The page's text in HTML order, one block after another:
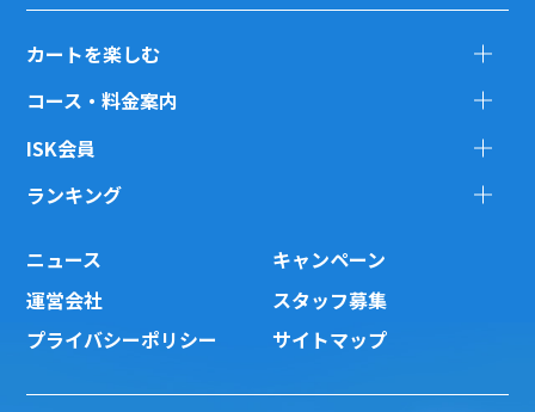
カートを楽しむ
コース・料金案内
ISK会員
ランキング
ニュース
キャンペーン
運営会社
スタッフ募集
プライバシーポリシー
サイトマップ